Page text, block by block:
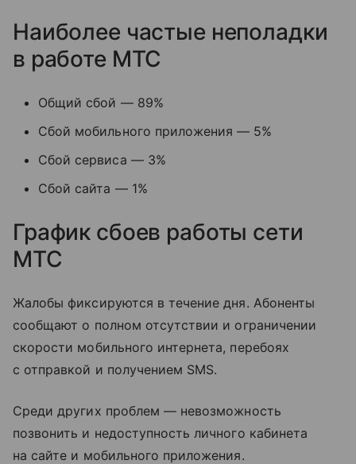
Наиболее частые неполадки
в работе МТС
Общий сбой — 89%
Сбой мобильного приложения — 5%
Сбой сервиса — 3%
Сбой сайта — 1%
График сбоев работы сети
МТС
Жалобы фиксируются в течение дня. Абоненты
сообщают о полном отсутствии и ограничении
скорости мобильного интернета, перебоях
с отправкой и получением SMS.
Среди других проблем — невозможность
позвонить и недоступность личного кабинета
на сайте и мобильного приложения.